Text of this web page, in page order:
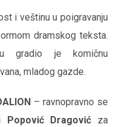
i veštinu u poigravanju
dramskog teksta.
gradio je komičnu
mladog gazde.
– ravnopravno se
Popović Dragović za